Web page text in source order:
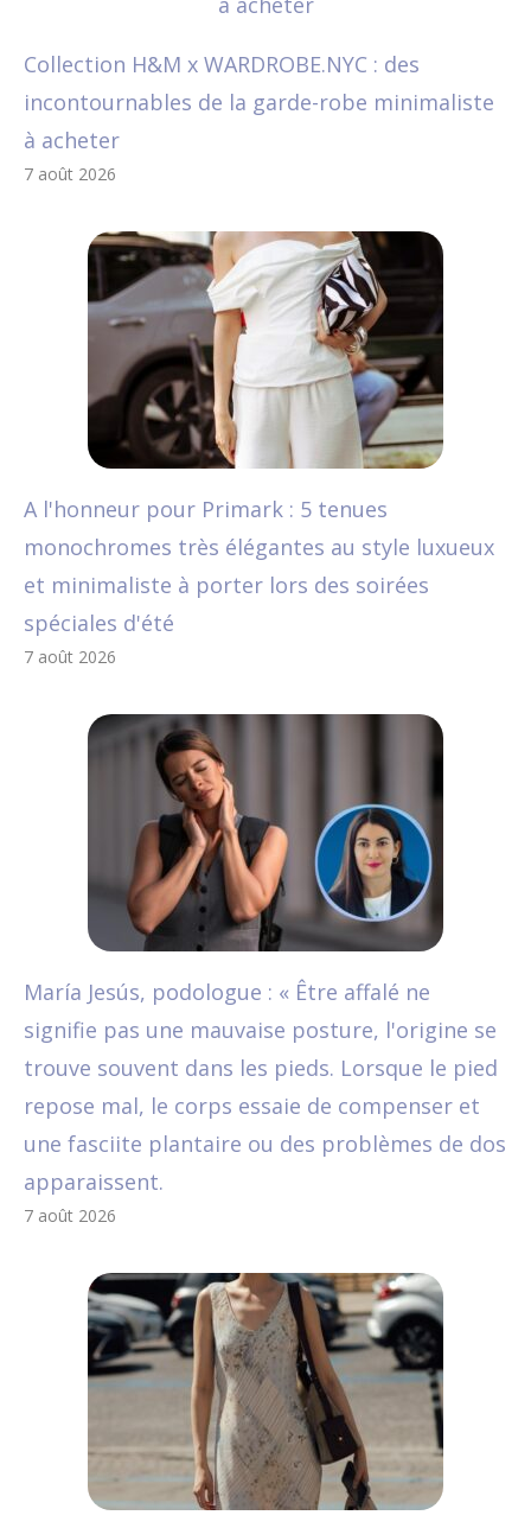
Collection H&M x WARDROBE.NYC : des
incontournables de la garde-robe minimaliste
à acheter
7 août 2026
A l'honneur pour Primark : 5 tenues
monochromes très élégantes au style luxueux
et minimaliste à porter lors des soirées
spéciales d'été
7 août 2026
María Jesús, podologue : « Être affalé ne
signifie pas une mauvaise posture, l'origine se
trouve souvent dans les pieds. Lorsque le pied
repose mal, le corps essaie de compenser et
une fasciite plantaire ou des problèmes de dos
apparaissent.
7 août 2026